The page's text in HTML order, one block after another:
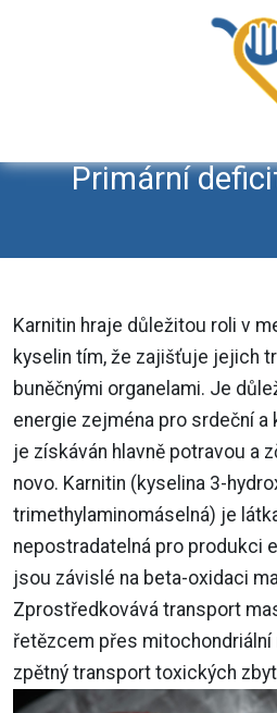
Primární
Karnitin hraje důležitou roli v
kyselin tím, že zajišťuje jejich
buněčnými organelami. Je
energie zejména pro srdeční a
je získáván hlavně potravou a
novo. Karnitin (kyselina 3-
trimethylaminomáselná) je
nepostradatelná pro produkci
jsou závislé na beta-oxidaci
Zprostředkovává transport
řetězcem přes
zpětný transport toxických